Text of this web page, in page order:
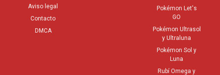
Aviso legal
Contacto
DMCA
Pokémon Let's
GO
Pokémon Ultrasol
y Ultraluna
Pokémon Sol y
Luna
Rubí Omega y